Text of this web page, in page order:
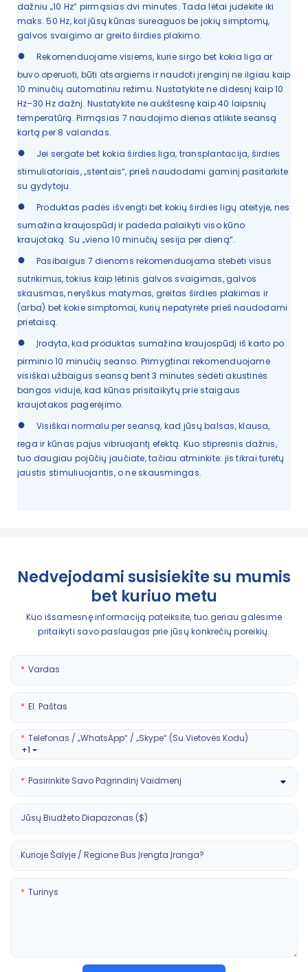
dažniu „10 Hz“ pirmąsias dvi minutes. Tada lėtai judėkite iki
maks. 50 Hz, kol jūsų kūnas sureaguos be jokių simptomų,
galvos svaigimo ar greito širdies plakimo.
●
Rekomenduojame visiems, kurie sirgo bet kokia liga ar
buvo operuoti, būti atsargiems ir naudoti įrenginį ne ilgiau kaip
10 minučių automatiniu režimu. Nustatykite ne didesnį kaip 10
Hz–30 Hz dažnį. Nustatykite ne aukštesnę kaip 40 laipsnių
temperatūrą. Pirmąsias 7 naudojimo dienas atlikite seansą
kartą per 8 valandas.
●
Jei sergate bet kokia širdies liga, transplantacija, širdies
stimuliatoriais, „stentais“, prieš naudodami gaminį pasitarkite
su gydytoju.
●
Produktas padės išvengti bet kokių širdies ligų ateityje, nes
sumažina kraujospūdį ir padeda palaikyti viso kūno
kraujotaką. Su „viena 10 minučių sesija per dieną“.
●
Pasibaigus 7 dienoms rekomenduojama stebėti visus
sutrikimus, tokius kaip lėtinis galvos svaigimas, galvos
skausmas, neryškus matymas, greitas širdies plakimas ir
(arba) bet kokie simptomai, kurių nepatyrėte prieš naudodami
prietaisą.
●
Įrodyta, kad produktas sumažina kraujospūdį iš karto po
pirminio 10 minučių seanso. Primygtinai rekomenduojame
visiškai užbaigus seansą bent 3 minutes sėdėti akustinės
bangos viduje, kad kūnas prisitaikytų prie staigaus
kraujotakos pagerėjimo.
●
Visiškai normalu per seansą, kad jūsų balsas, klausa,
rega ir kūnas pajus vibruojantį efektą. Kuo stipresnis dažnis,
tuo daugiau pojūčių jaučiate, tačiau atminkite: jis tikrai turėtų
jaustis stimuliuojantis, o ne skausmingas.
Nedvejodami susisiekite su mumis
bet kuriuo metu
Kuo išsamesnę informaciją pateiksite, tuo geriau galėsime
pritaikyti savo paslaugas prie jūsų konkrečių poreikių.
Vardas
El. Paštas
+1
Telefonas / „WhatsApp“ / „Skype“ (su Vietovės Kodu)
Pasirinkite Savo Pagrindinį Vaidmenį
Jūsų Biudžeto Diapazonas ($)
Kurioje Šalyje / Regione Bus Įrengta Įranga?
Turinys